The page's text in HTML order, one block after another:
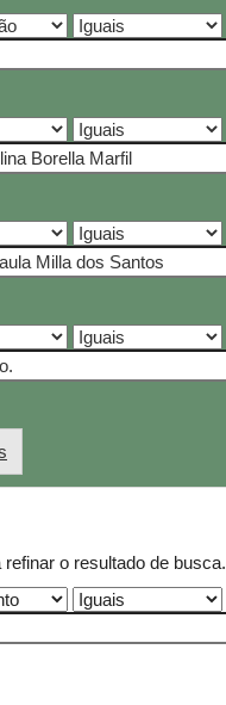
o resultado de busca.